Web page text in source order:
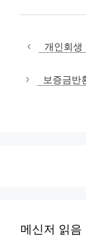
개인회생
보증금반
메신저 읽